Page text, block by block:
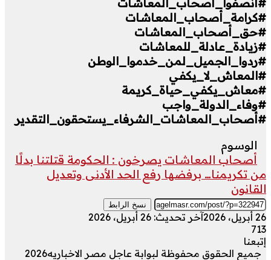
#أنصفوا_أصحاب_المعاشات
#كرامة_أصحاب_المعاشات
#حق_أصحاب_المعاشات
#زيادة_عادلة_للمعاشات
#ردوا_الجميل_لمن_خدموا_الوطن
#المعاش_لا_يكفي
#معاش_يكفي_حياة_كريمة
#وفاء_الدولة_واجب
#أصحاب_المعاشات_الشرفاء_يستحقون_التقدير
الوسوم
أصحاب المعاشات يصرخون : الحكومة قتلتنا بدلًا
من تكريمنا… برفضها رفع الحد الأدنى وتعديل
القانون
نسخ الرابط
26 أبريل، 2026
آخر تحديث: 26 أبريل، 2026
713
إتبعنا
جميع الحقوق محفوظة لبوابة عاجل مصر الاخباريه2026